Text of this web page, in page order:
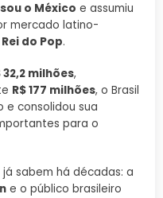
o México e assumiu
mercado latino-
Rei do Pop.
32,2 milhões,
R$ 177 milhões, o Brasil
e consolidou sua
para o
sabem há décadas: a
e o público brasileiro